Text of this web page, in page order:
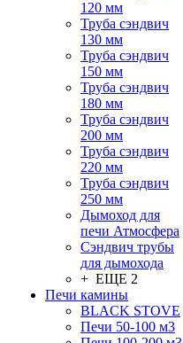
120 мм
Труба сэндвич
130 мм
Труба сэндвич
150 мм
Труба сэндвич
180 мм
Труба сэндвич
200 мм
Труба сэндвич
220 мм
Труба сэндвич
250 мм
Дымоход для
печи Атмосфера
Сэндвич трубы
для дымохода
+ ЕЩЕ 2
Печи камины
BLACK STOVE
Печи 50-100 м3